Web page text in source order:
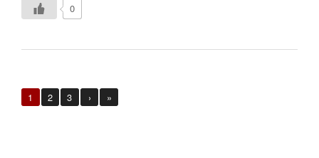
0
1 2 3 › »